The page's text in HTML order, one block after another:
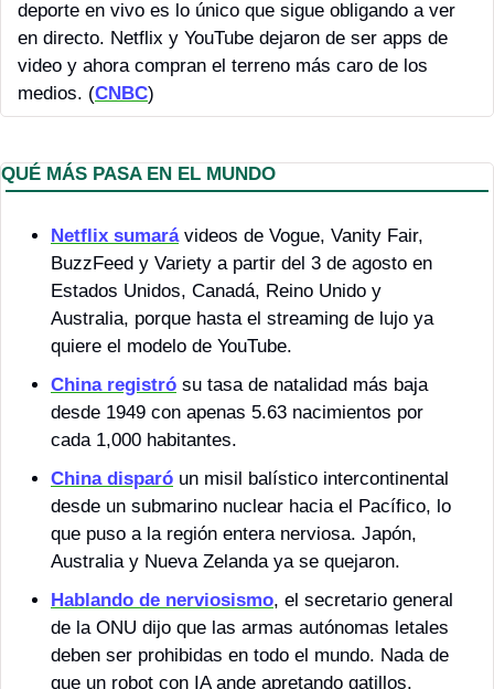
deporte en vivo es lo único que sigue obligando a ver
en directo. Netflix y YouTube dejaron de ser apps de
video y ahora compran el terreno más caro de los
medios. (CNBC)
QUÉ MÁS PASA EN EL MUNDO
Netflix sumará videos de Vogue, Vanity Fair,
BuzzFeed y Variety a partir del 3 de agosto en
Estados Unidos, Canadá, Reino Unido y
Australia, porque hasta el streaming de lujo ya
quiere el modelo de YouTube.
China registró su tasa de natalidad más baja
desde 1949 con apenas 5.63 nacimientos por
cada 1,000 habitantes.
China disparó un misil balístico intercontinental
desde un submarino nuclear hacia el Pacífico, lo
que puso a la región entera nerviosa. Japón,
Australia y Nueva Zelanda ya se quejaron.
Hablando de nerviosismo, el secretario general
de la ONU dijo que las armas autónomas letales
deben ser prohibidas en todo el mundo. Nada de
que un robot con IA ande apretando gatillos.